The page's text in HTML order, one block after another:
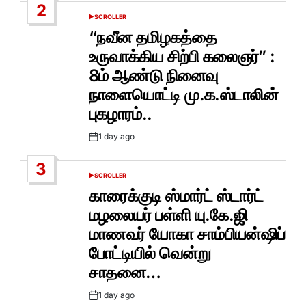
2
POSTED
IN
SCROLLER
“நவீன தமிழகத்தை
உருவாக்கிய சிற்பி கலைஞர்” :
8ம் ஆண்டு நினைவு
நாளையொட்டி மு.க.ஸ்டாலின்
புகழாரம்..
Post1 day ago
3
POSTED
SCROLLER
காரைக்குடி ஸ்மார்ட் ஸ்டார்ட்
மழலையர் பள்ளி யு.கே.ஜி
மாணவர் யோகா சாம்பியன்ஷிப்
போட்டியில் வென்று
சாதனை…
1 day ago